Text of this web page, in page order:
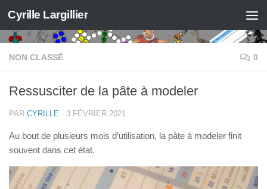
Skip to content
Cyrille Largillier
NON CLASSÉ 0
Ressusciter de la pâte à modeler
PAR CYRILLE · 3 FÉVRIER 2021
Au bout de plusieurs mois d’utilisation, la pâte à modeler finit
souvent dans cet état.